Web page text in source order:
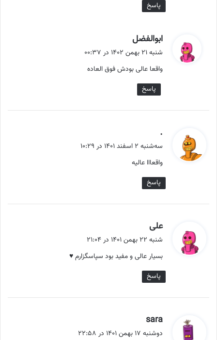
پاسخ
ابوالفضل
ف
:
شنبه ۲۱ بهمن ۱۴۰۲ در ۰۰:۳۷
واقعا عالی بودش فوق العاده
پاسخ
.
ف
:
سه‌شنبه ۲ اسفند ۱۴۰۱ در ۱۰:۲۹
واقعااا عالیه
پاسخ
علی
ف
:
شنبه ۲۲ بهمن ۱۴۰۱ در ۲۱:۰۴
بسیار عالی و مفید بود سپاسگزارم ♥️
پاسخ
sara
ف
دوشنبه ۱۷ بهمن ۱۴۰۱ در ۲۲:۵۸